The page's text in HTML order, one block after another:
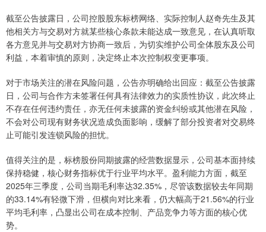
截至公告披露日，公司控股股东标榜网络、实际控制人赵奇先生及其
他相关方与交易对方就某些核心条款未能达成一致意见，在认真听取
各方意见并与交易对方协商一致后，为切实维护公司全体股东及公司
利益，本着审慎的原则，决定终止本次控制权变更事项。
对于市场关注的潜在风险问题，公告亦明确给出回应：截至公告披露
日，公司与合作方未签署任何具有法律效力的实质性协议，此次终止
不存在任何违约责任，亦无任何未披露的资金纠纷或其他潜在风险，
不会对公司现有财务状况造成负面影响，缓解了部分投资者对交易终
止可能引发连锁风险的担忧。
值得关注的是，标榜股份同期披露的经营数据显示，公司基本面持续
保持稳健，核心财务指标优于行业平均水平。盈利能力方面，截至
2025年三季度，公司当期毛利率达32.35%，尽管该数据较去年同期
的33.14%有轻微下滑，但横向对比来看，仍大幅高于21.56%的行业
平均毛利率，凸显出公司在成本控制、产品竞争力等方面的核心优
势。